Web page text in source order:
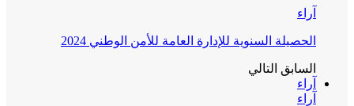
آراء
الحصيلة السنوية للإدارة العامة للأمن الوطني 2024
السابق التالي
آراء
آراء